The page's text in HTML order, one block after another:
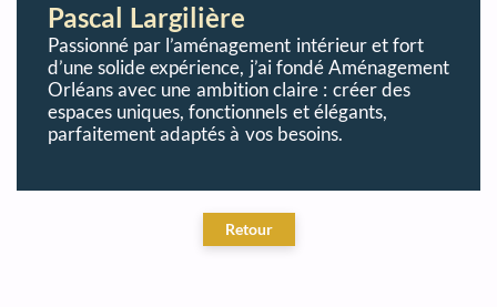
Pascal Largilière
Passionné par l’aménagement intérieur et fort
d’une solide expérience, j’ai fondé Aménagement
Orléans avec une ambition claire : créer des
espaces uniques, fonctionnels et élégants,
parfaitement adaptés à vos besoins.